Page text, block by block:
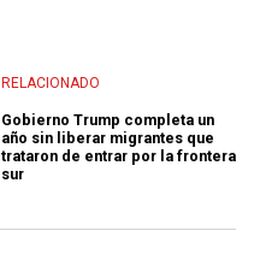
RELACIONADO
Gobierno Trump completa un
año sin liberar migrantes que
trataron de entrar por la frontera
sur